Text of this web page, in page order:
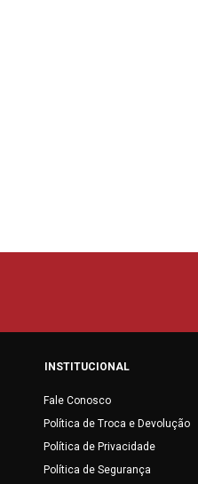
INSTITUCIONAL
Fale Conosco
Política de Troca e Devolução
Política de Privacidade
Política de Segurança